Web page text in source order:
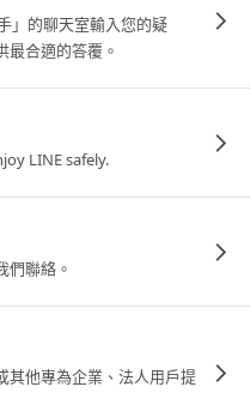
」的聊天室輸入您的疑
最合適的答覆。
LINE safely.
們聯絡。
其他專為企業、法人用戶提